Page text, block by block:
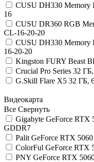
CUSU DH330
16
CUSU DR360 RGB
CL-16-20-20
CUSU DH330
16-20-20
Kingston FURY Beast
Crucial Рrо Series 32
G.Skill Flare X5 32 ГБ,
Видеокарта
Все Свернуть
Gigabyte GeForce
GDDR7
Palit GeForce RTX
ColorFul GeForce RTX
PNY GeForce RTX